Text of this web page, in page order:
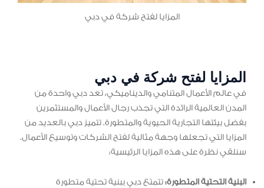
المزايا لفتح شركة في دبي
المزايا لفتح شركة في دبي
في عالم الأعمال المتنامي والديناميكي، تعد دبي واحدة من
المدن العالمية الرائدة التي تجذب رجال الأعمال والمستثمرين
بفضل بيئتها التجارية الحيوية والمتطورة. تتميز دبي بالعديد من
المزايا التي تجعلها وجهة مثالية لفتح الشركات وتوسيع الأعمال.
سنلقي نظرة على هذه المزايا الرئيسية:
البنية التحتية المتطورة:تتمتع دبي ببنية تحتية متطورة